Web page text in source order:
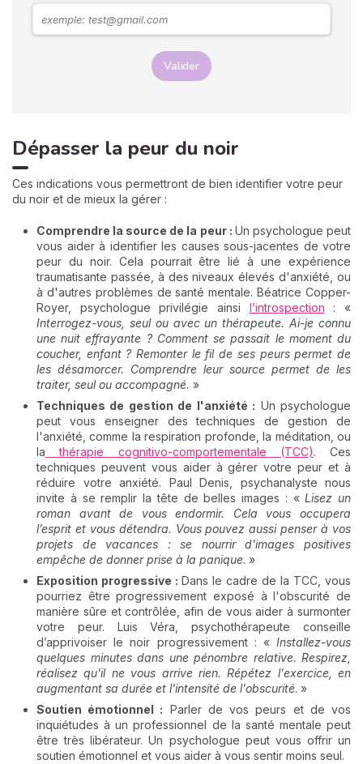
Valider
Dépasser la peur du noir
Ces indications vous permettront de bien identifier votre peur
du noir et de mieux la gérer :
Comprendre la source de la peur : Un psychologue peut
vous aider à identifier les causes sous-jacentes de votre
peur du noir. Cela pourrait être lié à une expérience
traumatisante passée, à des niveaux élevés d'anxiété, ou
à d'autres problèmes de santé mentale. Béatrice Copper-
Royer, psychologue privilégie ainsi l’introspection : «
Interrogez-vous, seul ou avec un thérapeute. Ai-je connu
une nuit effrayante ? Comment se passait le moment du
coucher, enfant ? Remonter le fil de ses peurs permet de
les désamorcer. Comprendre leur source permet de les
traiter, seul ou accompagné. »
Techniques de gestion de l'anxiété : Un psychologue
peut vous enseigner des techniques de gestion de
l'anxiété, comme la respiration profonde, la méditation, ou
la thérapie cognitivo-comportementale (TCC). Ces
techniques peuvent vous aider à gérer votre peur et à
réduire votre anxiété. Paul Denis, psychanalyste nous
invite à se remplir la tête de belles images : «Lisez un
roman avant de vous endormir. Cela vous occupera
l’esprit et vous détendra. Vous pouvez aussi penser à vos
projets de vacances : se nourrir d'images positives
empêche de donner prise à la panique. »
Exposition progressive : Dans le cadre de la TCC, vous
pourriez être progressivement exposé à l'obscurité de
manière sûre et contrôlée, afin de vous aider à surmonter
votre peur. Luis Véra, psychothérapeute conseille
d’apprivoiser le noir progressivement : « Installez-vous
quelques minutes dans une pénombre relative. Respirez,
réalisez qu'il ne vous arrive rien. Répétez l'exercice, en
augmentant sa durée et l'intensité de l'obscurité. »
Soutien émotionnel : Parler de vos peurs et de vos
inquiétudes à un professionnel de la santé mentale peut
être très libérateur. Un psychologue peut vous offrir un
soutien émotionnel et vous aider à vous sentir moins seul.